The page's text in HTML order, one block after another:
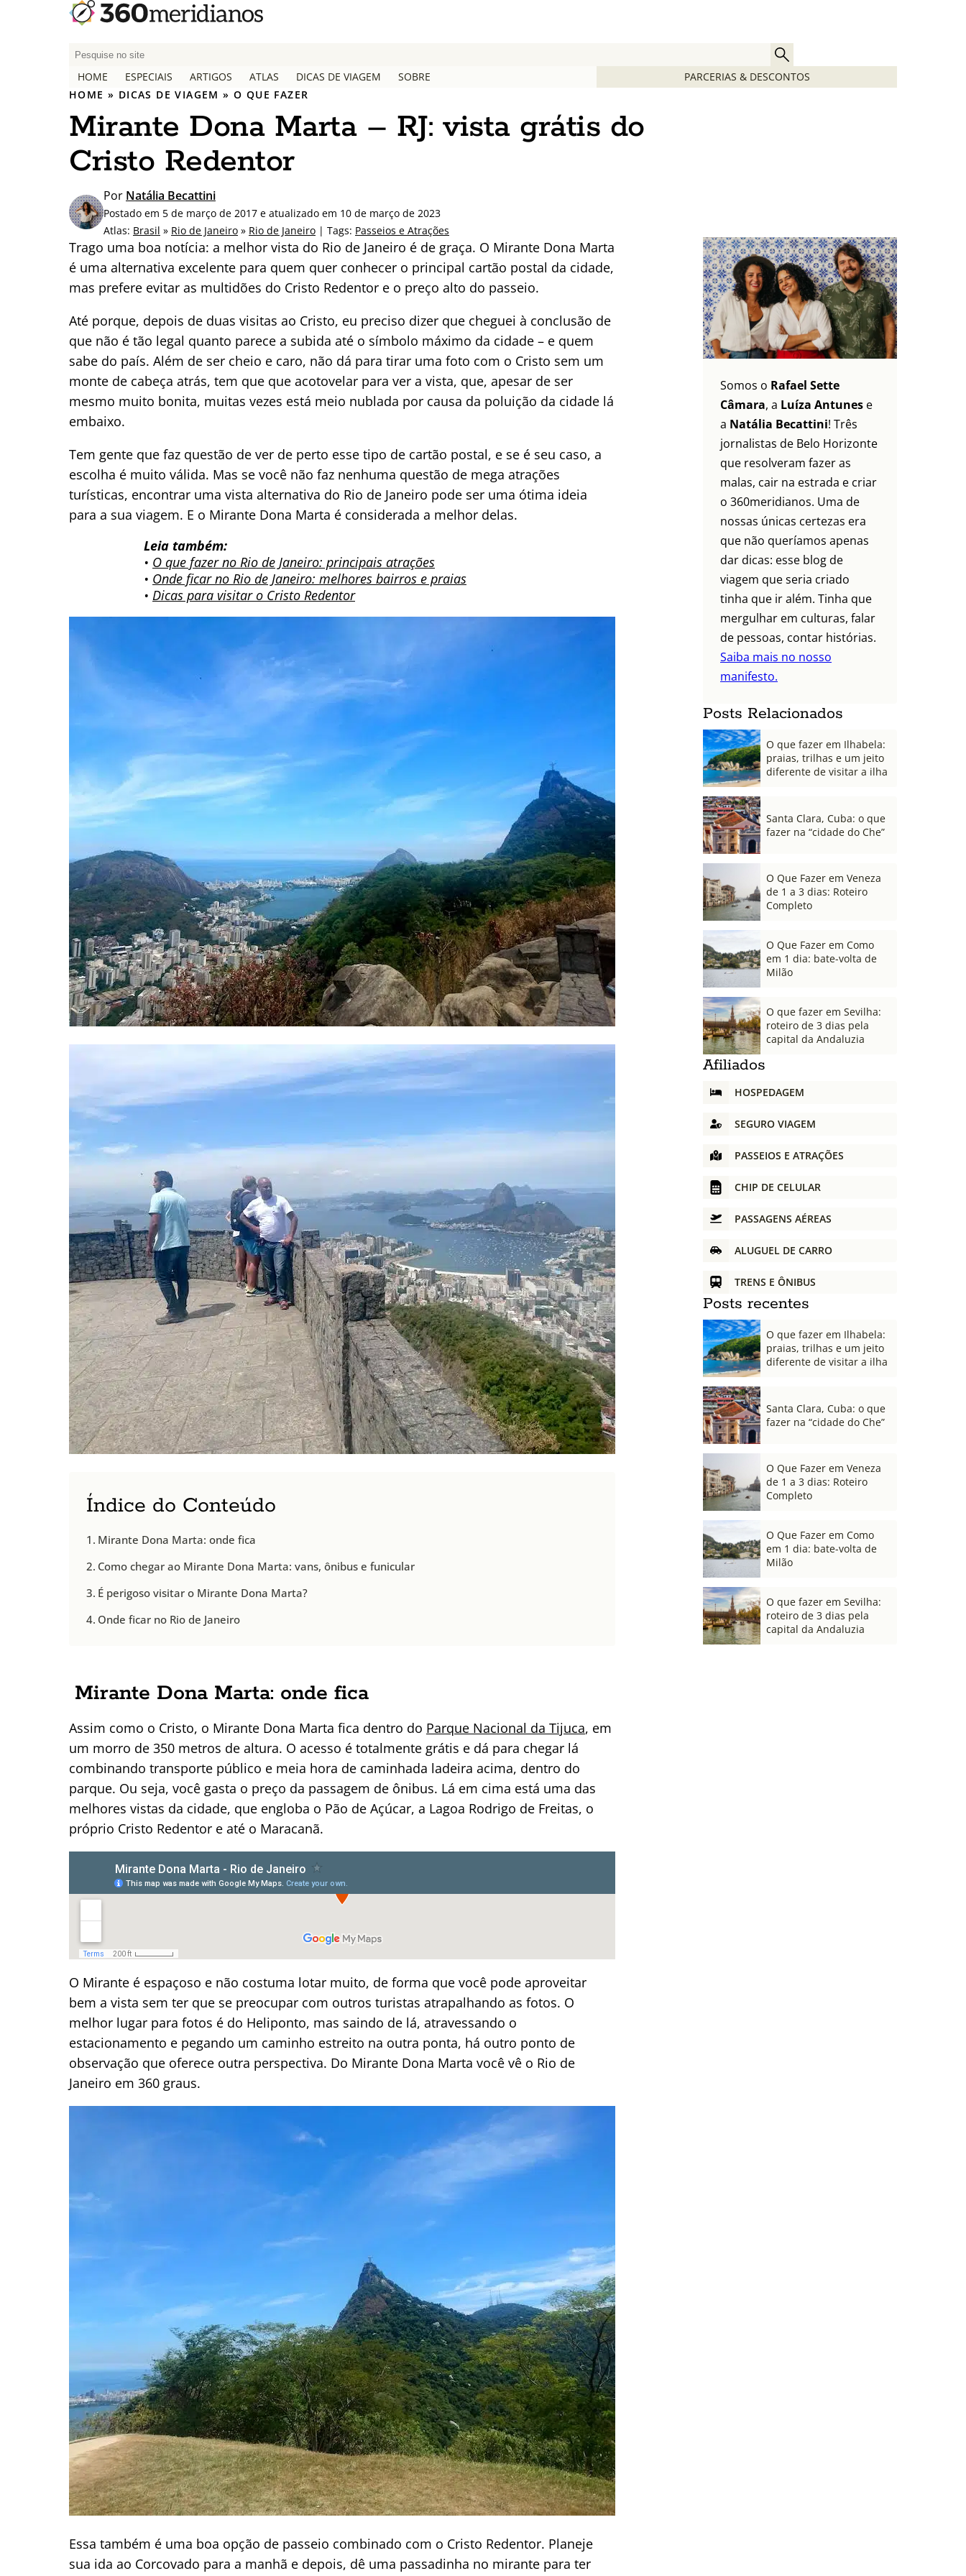
P
q
u
i
s
a
p
o
r
HOME ESPECIAIS ARTIGOS ATLAS DICAS DE VIAGEM SOBRE
PARCERIAS & DESCONTOS
HOME » DICAS DE VIAGEM »O QUE FAZER
Mirante Dona Marta – RJ: vista grátis do
Cristo Redentor
Por Natália Becattini
Postado em 5 de março de 2017 e atualizado em 10 de março de 2023
Atlas: Brasil » Rio de Janeiro » Rio de Janeiro | Tags: Passeios e Atrações
Trago uma boa notícia: a melhor vista do Rio de Janeiro é de graça. O Mirante Dona Marta
é uma alternativa excelente para quem quer conhecer o principal cartão postal da cidade,
mas prefere evitar as multidões do Cristo Redentor e o preço alto do passeio.
Até porque, depois de duas visitas ao Cristo, eu preciso dizer que cheguei à conclusão de
que não é tão legal quanto parece a subida até o símbolo máximo da cidade – e quem
sabe do país. Além de ser cheio e caro, não dá para tirar uma foto com o Cristo sem um
monte de cabeça atrás, tem que que acotovelar para ver a vista, que, apesar de ser
mesmo muito bonita, muitas vezes está meio nublada por causa da poluição da cidade lá
embaixo.
Tem gente que faz questão de ver de perto esse tipo de cartão postal, e se é seu caso, a
escolha é muito válida. Mas se você não faz nenhuma questão de mega atrações
turísticas, encontrar uma vista alternativa do Rio de Janeiro pode ser uma ótima ideia
para a sua viagem. E o Mirante Dona Marta é considerada a melhor delas.
Leia também:
• O que fazer no Rio de Janeiro: principais atrações
• Onde ficar no Rio de Janeiro: melhores bairros e praias
• Dicas para visitar o Cristo Redentor
Índice do Conteúdo
Mirante Dona Marta: onde fica
Como chegar ao Mirante Dona Marta: vans, ônibus e funicular
É perigoso visitar o Mirante Dona Marta?
Onde ficar no Rio de Janeiro
Mirante Dona Marta: onde fica
Assim como o Cristo, o Mirante Dona Marta fica dentro do Parque Nacional da Tijuca, em
um morro de 350 metros de altura. O acesso é totalmente grátis e dá para chegar lá
combinando transporte público e meia hora de caminhada ladeira acima, dentro do
parque. Ou seja, você gasta o preço da passagem de ônibus. Lá em cima está uma das
melhores vistas da cidade, que engloba o Pão de Açúcar, a Lagoa Rodrigo de Freitas, o
próprio Cristo Redentor e até o Maracanã.
O Mirante é espaçoso e não costuma lotar muito, de forma que você pode aproveitar
bem a vista sem ter que se preocupar com outros turistas atrapalhando as fotos. O
melhor lugar para fotos é do Heliponto, mas saindo de lá, atravessando o
estacionamento e pegando um caminho estreito na outra ponta, há outro ponto de
observação que oferece outra perspectiva. Do Mirante Dona Marta você vê o Rio de
Janeiro em 360 graus.
Essa também é uma boa opção de passeio combinado com o Cristo Redentor. Planeje
sua ida ao Corcovado para a manhã e depois, dê uma passadinha no mirante para ter
Somos o Rafael Sette
Câmara, a Luíza Antunes e
a Natália Becattini! Três
jornalistas de Belo Horizonte
que resolveram fazer as
malas, cair na estrada e criar
o 360meridianos. Uma de
nossas únicas certezas era
que não queríamos apenas
dar dicas: esse blog de
viagem que seria criado
tinha que ir além. Tinha que
mergulhar em culturas, falar
de pessoas, contar histórias.
Saiba mais no nosso
manifesto.
Posts Relacionados
O que fazer em Ilhabela:
praias, trilhas e um jeito
diferente de visitar a ilha
Santa Clara, Cuba: o que
fazer na “cidade do Che”
O Que Fazer em Veneza
de 1 a 3 dias: Roteiro
Completo
O Que Fazer em Como
em 1 dia: bate-volta de
Milão
O que fazer em Sevilha:
roteiro de 3 dias pela
capital da Andaluzia
Afiliados
HOSPEDAGEM
SEGURO VIAGEM
PASSEIOS E ATRAÇÕES
CHIP DE CELULAR
PASSAGENS AÉREAS
ALUGUEL DE CARRO
TRENS E ÔNIBUS
Posts recentes
O que fazer em Ilhabela:
praias, trilhas e um jeito
diferente de visitar a ilha
Santa Clara, Cuba: o que
fazer na “cidade do Che”
O Que Fazer em Veneza
de 1 a 3 dias: Roteiro
Completo
O Que Fazer em Como
em 1 dia: bate-volta de
Milão
O que fazer em Sevilha:
roteiro de 3 dias pela
capital da Andaluzia